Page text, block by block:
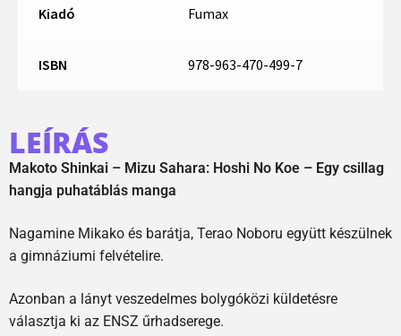
Kiadó Fumax
ISBN 978-963-470-499-7
LEÍRÁS
Makoto Shinkai – Mizu Sahara: Hoshi No Koe – Egy csillag
hangja puhatáblás manga
Nagamine Mikako és barátja, Terao Noboru együtt készülnek
a gimnáziumi felvételire.
Azonban a lányt veszedelmes bolygóközi küldetésre
választja ki az ENSZ űrhadserege.